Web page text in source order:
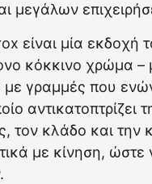
μεγάλων
είναι μία
κόκκινο χρώμα
γραμμές που
τον κλάδο και την
με κίνηση,